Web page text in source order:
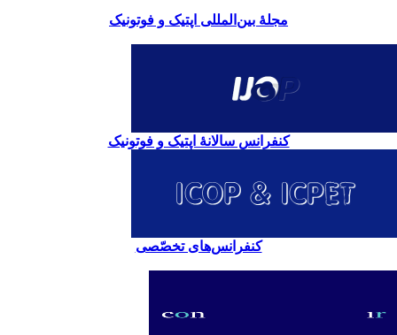
مجلۀ بین‌المللی اپتیک و فوتونیک
کنفرانس سالانۀ اپتیک و فوتونیک
کنفرانس‌های تخصّصی